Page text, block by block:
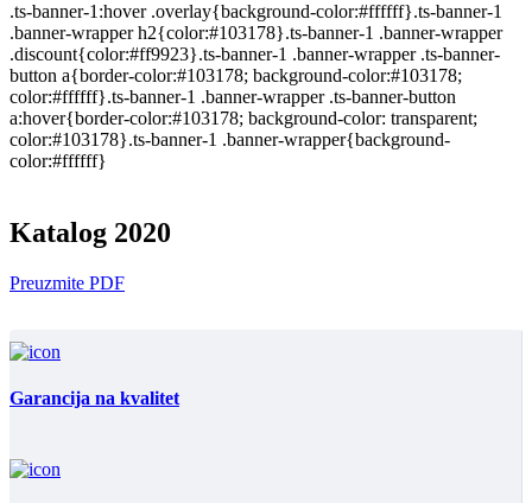
.ts-banner-1:hover .overlay{background-color:#ffffff}.ts-banner-1
.banner-wrapper h2{color:#103178}.ts-banner-1 .banner-wrapper
.discount{color:#ff9923}.ts-banner-1 .banner-wrapper .ts-banner-
button a{border-color:#103178; background-color:#103178;
color:#ffffff}.ts-banner-1 .banner-wrapper .ts-banner-button
a:hover{border-color:#103178; background-color: transparent;
color:#103178}.ts-banner-1 .banner-wrapper{background-
color:#ffffff}
Katalog 2020
Preuzmite PDF
Garancija na kvalitet